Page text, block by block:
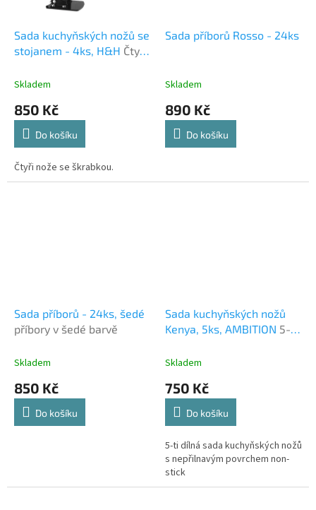
Sada kuchyňských nožů se
stojanem - 4ks, H&H Čtyři
Skladem
850 Kč
Do košíku
Čtyři nože se škrabkou.
Sada příborů Rosso - 24ks
Skladem
890 Kč
Do košíku
Sada příborů - 24ks, šedé
příbory v šedé barvě
Skladem
850 Kč
Do košíku
Sada kuchyňských nožů
Kenya, 5ks, AMBITION 5-ti
nožů s nepřilnavým
Skladem
750 Kč
Do košíku
5-ti dílná sada kuchyňských nožů
s nepřilnavým povrchem non-
stick